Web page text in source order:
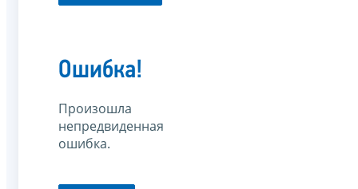
Ошибка!
Произошла
непредвиденная
ошибка.